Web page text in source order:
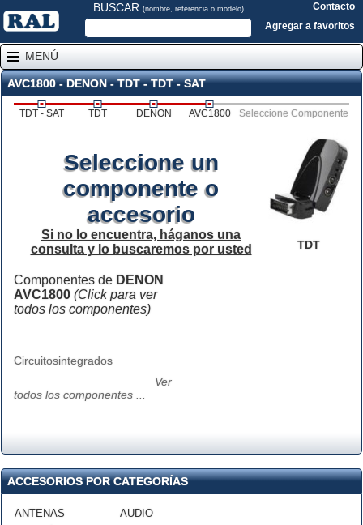
BUSCAR (nombre, referencia o modelo)
Contacto
Agregar a favoritos
MENÚ
AVC1800 - DENON - TDT - TDT - SAT
TDT - SAT TDT DENON AVC1800 Seleccione Componente
TDT
Seleccione un
componente o
accesorio
Si no lo encuentra, háganos una
consulta y lo buscaremos por usted
Componentes de DENON
AVC1800 (Click para ver
todos los componentes)
Circuitosintegrados
Ver
todos los componentes ...
ACCESORIOS POR CATEGORÍAS
ANTENAS
AUDIO